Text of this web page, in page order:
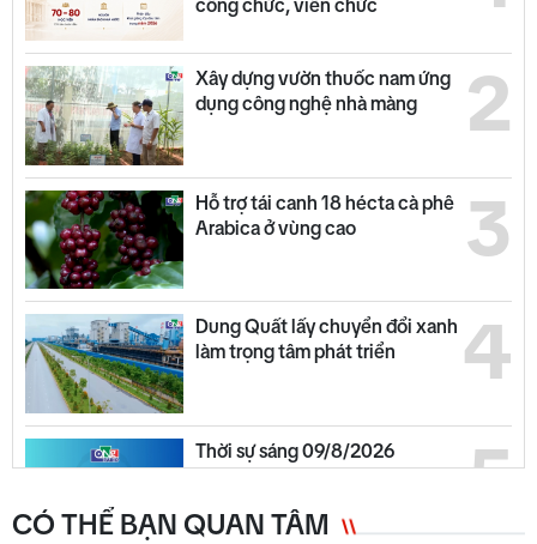
công chức, viên chức
2
Xây dựng vườn thuốc nam ứng
dụng công nghệ nhà màng
3
Hỗ trợ tái canh 18 hécta cà phê
Arabica ở vùng cao
4
Dung Quất lấy chuyển đổi xanh
làm trọng tâm phát triển
5
Thời sự sáng 09/8/2026
CÓ THỂ BẠN QUAN TÂM